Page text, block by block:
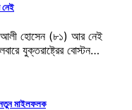
নেই
আলী হোসেন (৮১) আর নেই
যুক্তরাষ্ট্রের বোস্টন…
নতুন মাইলফলক